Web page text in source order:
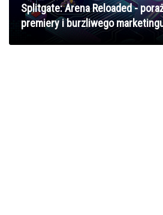
Splitgate: Arena Reloaded -
premiery i burzliwego